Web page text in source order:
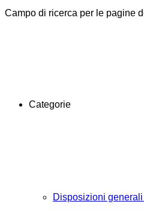
Campo di ricerca per le pagine
Categorie
Disposizioni generali